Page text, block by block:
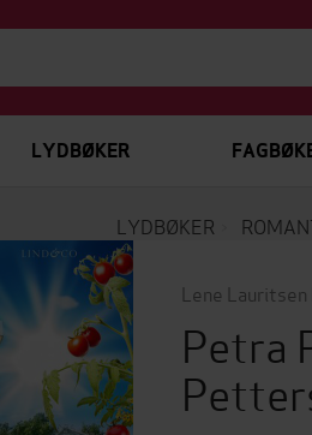
LYDBØKER
LYDBØKER
Lene
Petra